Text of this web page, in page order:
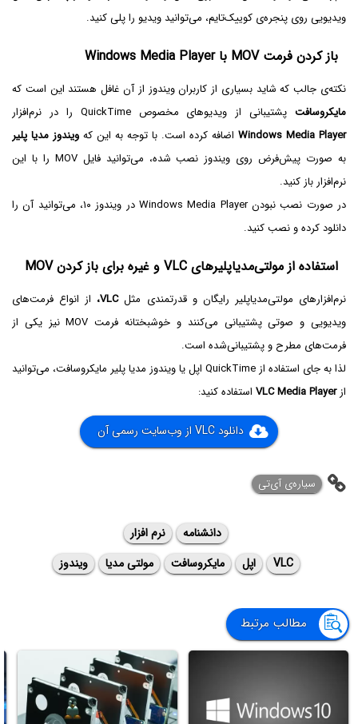
ویدیویی روی پنجره‌ی کوییک‌تایم، می‌توانید ویدیو را پلی کنید.
باز کردن فرمت MOV با Windows Media Player
نکته‌ی جالب که شاید بسیاری از کاربران ویندوز از آن غافل هستند این است که
مایکروسافت پشتیبانی از ویدیوهای مخصوص QuickTime را در نرم‌افزار
Windows Media Player اضافه کرده است. با توجه به این که ویندوز مدیا پلیر
به صورت پیش‌فرض روی ویندوز نصب شده، می‌توانید فایل MOV را با این
نرم‌افزار باز کنید.
در صورت نصب نبودن Windows Media Player در ویندوز ۱۰، می‌توانید آن را
دانلود کرده و نصب کنید.
استفاده از مولتی‌مدیاپلیرهای VLC و غیره برای باز کردن MOV
نرم‌افزارهای مولتی‌مدیاپلیر رایگان و قدرتمندی مثلVLC، از انواع فرمت‌های
ویدیویی و صوتی پشتیبانی می‌کنند و خوشبختانه فرمت MOV نیز یکی از
فرمت‌های مطرح و پشتیبانی‌شده است.
لذا به جای استفاده از QuickTime اپل یا ویندوز مدیا پلیر مایکروسافت، می‌توانید
ازVLC Media Player استفاده کنید:
دانلود VLC از وب‌سایت رسمی آن
سیاره‌ی ‌آی‌تی
دانشنامه
نرم افزار
VLC
اپل مایکروسافت مولتی مدیا ویندوز
مطالب مرتبط